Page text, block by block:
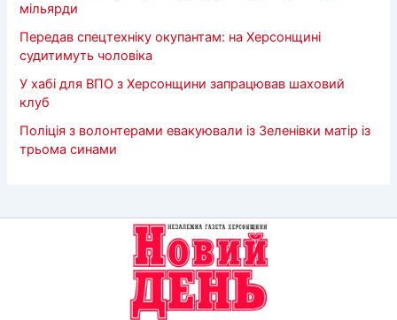
мільярди
Передав спецтехніку окупантам: на Херсонщині
судитимуть чоловіка
У хабі для ВПО з Херсонщини запрацював шаховий
клуб
Поліція з волонтерами евакуювали із Зеленівки матір із
трьома синами